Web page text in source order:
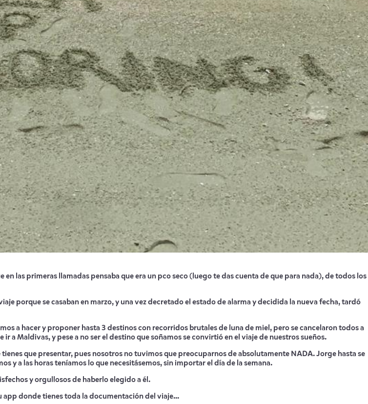
las primeras llamadas pensaba que era un pco seco (luego te das cuenta de que para nada), de todos los
porque se casaban en marzo, y una vez decretado el estado de alarma y decidida la nueva fecha, tardó
a hacer y proponer hasta 3 destinos con recorridos brutales de luna de miel, pero se cancelaron todos a
a Maldivas, y pese a no ser el destino que soñamos se convirtió en el viaje de nuestros sueños.
que presentar, pues nosotros no tuvimos que preocuparnos de absolutamente NADA. Jorge hasta se
y a las horas teníamos lo que necesitásemos, sin importar el día de la semana.
y orgullosos de haberlo elegido a él.
donde tienes toda la documentación del viaje...